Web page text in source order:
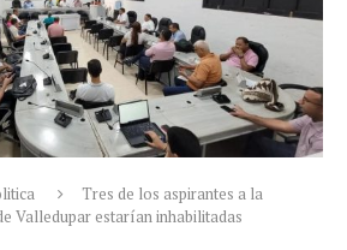
Tres de los aspirantes a la
Valledupar estarían inhabilitadas